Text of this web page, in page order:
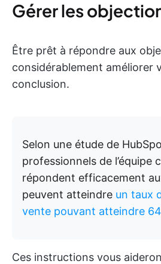
Gérer les
Être prêt à répondre aux
considérablement améliorer
conclusion.
Selon une étude de
professionnels de l’équipe
répondent efficacement
peuvent atteindre un taux
vente pouvant atteindre
Ces instructions vous